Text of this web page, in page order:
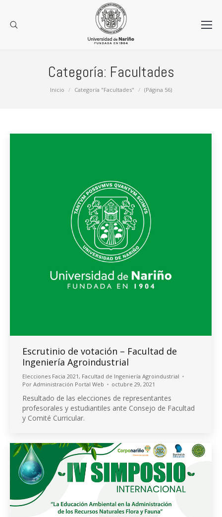
Categoría: Facultades
Inicio Categoría "Facultades" (Página 56)
Escrutinio de votación – Facultad de
Ingeniería Agroindustrial
Elecciones Facia 2021, Facultad de Ingeniería Agroindustrial
Por Administración Portal Web octubre 29, 2021
Resultado de las elecciones de representantes
profesorales y estudiantiles ante Consejo de Facultad
y Comité Curricular.